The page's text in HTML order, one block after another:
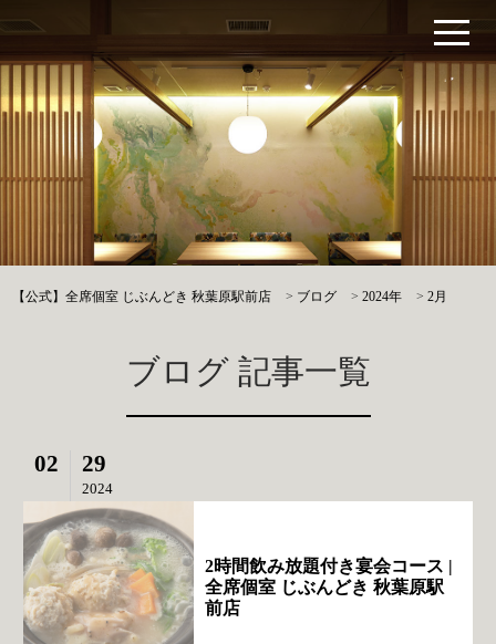
【公式】全席個室 じぶんどき 秋葉原駅前店 > ブログ >2024年 >2月
ブログ 記事一覧
02 29
2024
2時間飲み放題付き宴会コース |
全席個室 じぶんどき 秋葉原駅
前店